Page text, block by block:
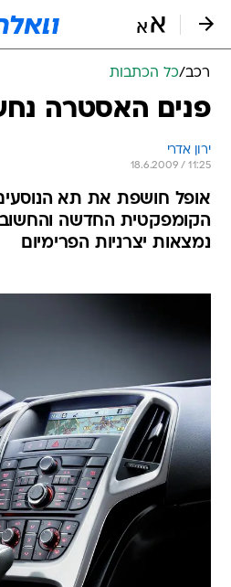
רכב/כל הכתבות
פנים האסטרה
ירון אדרי
18.6.2009 / 11:25
אופל חושפת את תא
הקומפקטית החדשה
נמצאות יצרניות הפרימיום